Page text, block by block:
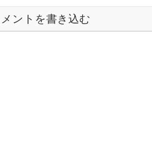
ントを書き込む